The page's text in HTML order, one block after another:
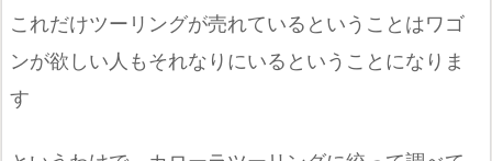
これだけツーリングが売れているということはワゴ
ンが欲しい人もそれなりにいるということになりま
す